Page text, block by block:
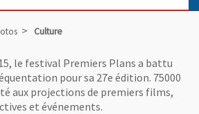
Culture
le festival Premiers Plans a battu
pour sa 27e édition. 75000
aux projections de premiers films,
et événements.